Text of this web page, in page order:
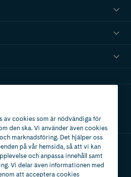
av cookies som är nödvändiga för
den ska. Vi använder även cookies
marknadsföring. Det hjälper oss
på vår hemsida, så att vi kan
och anpassa innehåll samt
Vi delar även informationen med
att acceptera cookies